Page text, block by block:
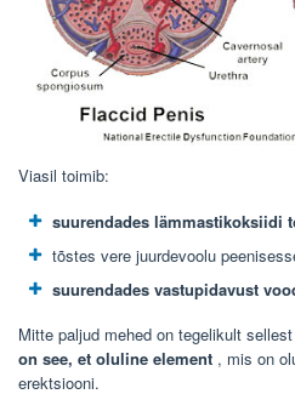
Viasil toimib:
suurendades lämmastikoksiidi
tõstes vere juurdevoolu
suurendades vastupidavust
Mitte paljud mehed on tegelikult
on see, et oluline element , mis on
erektsiooni.